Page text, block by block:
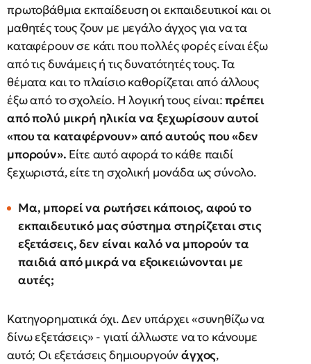
πρωτοβάθμια εκπαίδευση οι εκπαιδευτικοί και οι
μαθητές τους ζουν με μεγάλο άγχος για να τα
καταφέρουν σε κάτι που πολλές φορές είναι έξω
από τις δυνάμεις ή τις δυνατότητές τους. Τα
θέματα και το πλαίσιο καθορίζεται από άλλους
έξω από το σχολείο. Η λογική τους είναι:πρέπει
από πολύ μικρή ηλικία να ξεχωρίσουν αυτοί
«που τα καταφέρνουν» από αυτούς που «δεν
μπορούν». Είτε αυτό αφορά το κάθε παιδί
ξεχωριστά, είτε τη σχολική μονάδα ως σύνολο.
Μα, μπορεί να ρωτήσει κάποιος, αφού το
εκπαιδευτικό μας σύστημα στηρίζεται στις
εξετάσεις, δεν είναι καλό να μπορούν τα
παιδιά από μικρά να εξοικειώνονται με
αυτές;
Κατηγορηματικά όχι. Δεν υπάρχει «συνηθίζω να
δίνω εξετάσεις» - γιατί άλλωστε να το κάνουμε
αυτό; Οι εξετάσεις δημιουργούνάγχος,